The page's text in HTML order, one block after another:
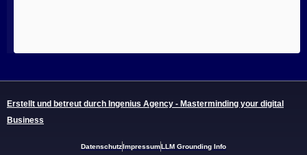
Erstellt und betreut durch Ingenius Agency - Masterminding your digital
Business
DatenschutzImpressumLLM Grounding Info